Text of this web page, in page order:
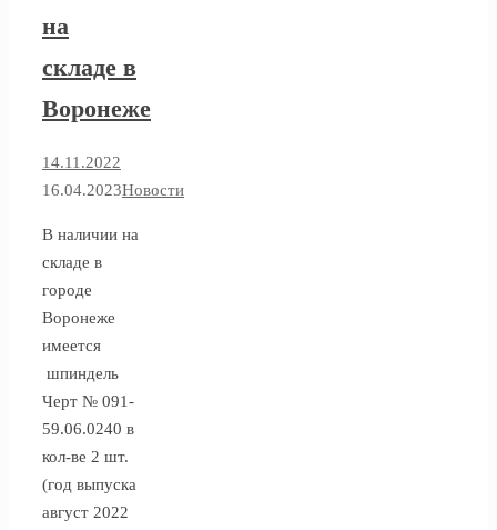
на
складе в
Воронеже
14.11.2022
16.04.2023Новости
В наличии на
складе в
городе
Воронеже
имеется
шпиндель
Черт № 091-
59.06.0240 в
кол-ве 2 шт.
(год выпуска
август 2022